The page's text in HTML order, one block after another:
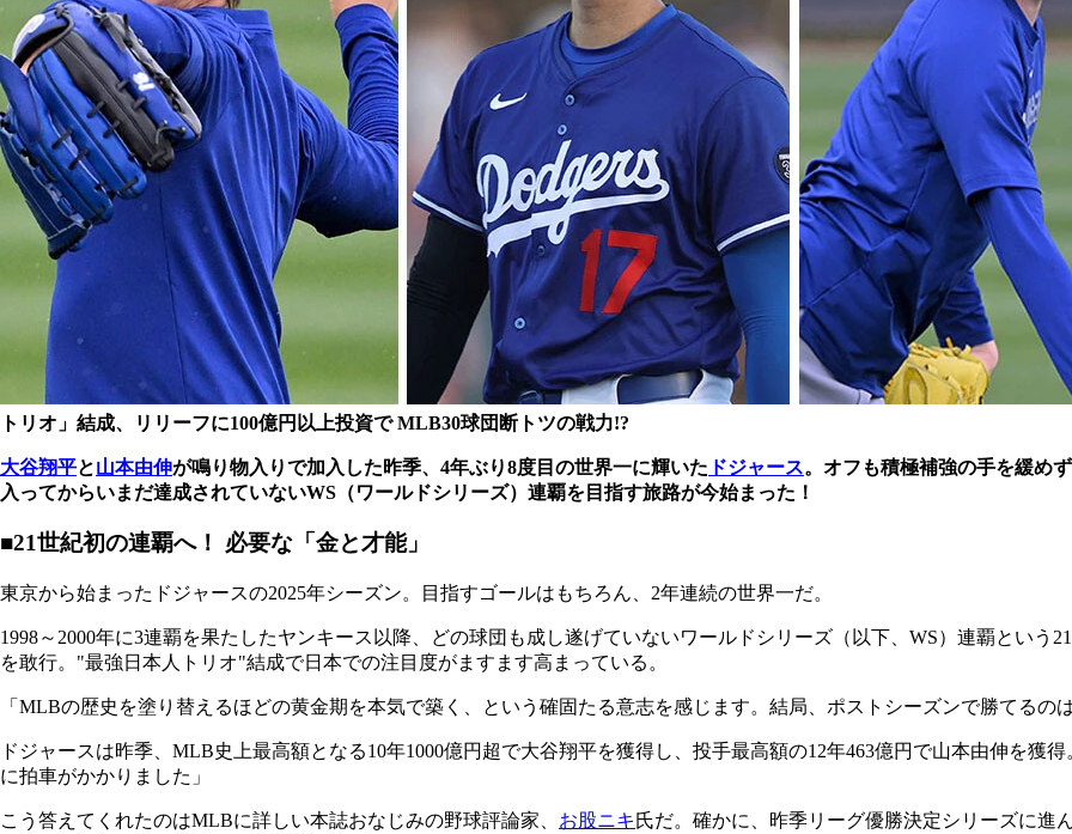
トリオ」結成、リリーフに100億円以上投資で MLB30球団断トツの戦力!?
大谷翔平と山本由伸が鳴り物入りで加入した昨季、4年ぶり8度目の世界一に輝いた ドジャース。オフも積極補強の手を緩め
入ってからいまだ達成されていないWS（ワールドシリーズ）連覇を目指す旅路が今始まった！
■21世紀初の連覇へ！ 必要な「金と才能」
東京から始まったドジャースの2025年シーズン。目指すゴールはもちろん、2年連続の世界一だ。
1998～2000年に3連覇を果たしたヤンキース以降、どの球団も成し遂げていないワールドシリーズ（以下、WS）連覇とい
を敢行。"最強日本人トリオ"結成で日本での注目度がますます高まっている。
「MLBの歴史を塗り替えるほどの黄金期を本気で築く、という確固たる意志を感じます。結局、ポストシーズンで勝てるの
ドジャースは昨季、MLB史上最高額となる10年1000億円超で大谷翔平を獲得し、投手最高額の12年463億円で山本由伸を獲
に拍車がかかりました」
こう答えてくれたのはMLBに詳しい本誌おなじみの野球評論家、 お股ニキ氏だ。確かに、昨季リーグ優勝決定シリーズに進